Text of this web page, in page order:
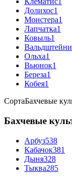
Долихос1
Монстера1
Лапчатка1
Ковыль1
Ольха1
Вьюнок1
Береза1
Кобея1
СортаБахчевые
Бахчевые
Арбуз538
Кабачок381
Дыня328
Тыква285